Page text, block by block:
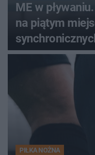
ME w
na piątym
PIŁKA NOŻNA